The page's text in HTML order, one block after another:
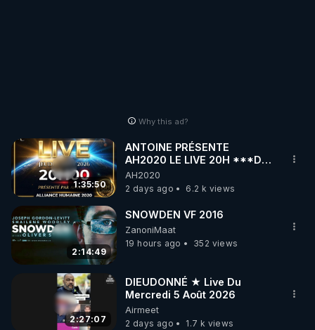
Why this ad?
1:35:50
ANTOINE PRÉSENTE
AH2020 LE LIVE 20H ***DU
06/08/2026***
AH2020
2 days ago
6.2 k views
2:14:49
SNOWDEN VF 2016
ZanoniMaat
19 hours ago
352 views
2:27:07
DIEUDONNÉ ★ Live Du
Mercredi 5 Août 2026
Airmeet
2 days ago
1.7 k views